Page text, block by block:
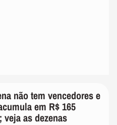
não tem vencedores e
em R$ 165
veja as dezenas